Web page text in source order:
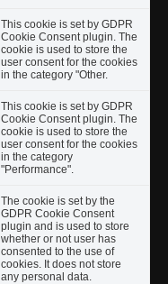
This cookie is set by GDPR
Cookie Consent plugin. The
cookie is used to store the
user consent for the cookies
in the category "Other.
This cookie is set by GDPR
Cookie Consent plugin. The
cookie is used to store the
user consent for the cookies
in the category
"Performance".
The cookie is set by the
GDPR Cookie Consent
plugin and is used to store
whether or not user has
consented to the use of
cookies. It does not store
any personal data.